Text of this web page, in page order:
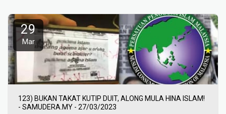
29
Mar
123) BUKAN TAKAT KUTIP DUIT, ALONG MULA HINA ISLAM!
- SAMUDERA.MY - 27/03/2023